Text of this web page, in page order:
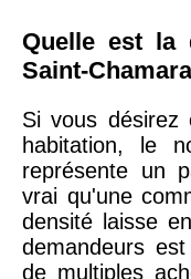
Quelle est la
Saint-
Si vous désirez
habitation, le
représente un
vrai qu'une
densité laisse
demandeurs
de multiples